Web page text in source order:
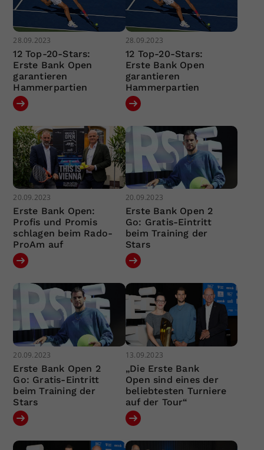
28.09.2023
12 Top-20-Stars:
Erste Bank Open
garantieren
Hammerpartien
28.09.2023
12 Top-20-Stars:
Erste Bank Open
garantieren
Hammerpartien
20.09.2023
Erste Bank Open:
Profis und Promis
schlagen beim Rado-
ProAm auf
20.09.2023
Erste Bank Open 2
Go: Gratis-Eintritt
beim Training der
Stars
20.09.2023
Erste Bank Open 2
Go: Gratis-Eintritt
beim Training der
Stars
13.09.2023
„Die Erste Bank
Open sind eines der
beliebtesten Turniere
auf der Tour“